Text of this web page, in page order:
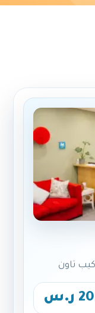
ر.س